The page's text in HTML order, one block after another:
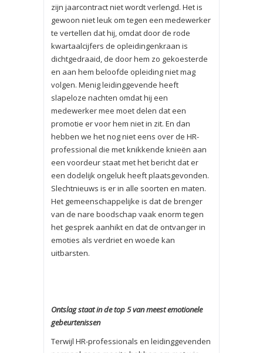
zijn jaarcontract niet wordt verlengd. Het is
gewoon niet leuk om tegen een medewerker
te vertellen dat hij, omdat door de rode
kwartaalcijfers de opleidingenkraan is
dichtgedraaid, de door hem zo gekoesterde
en aan hem beloofde opleiding niet mag
volgen. Menig leidinggevende heeft
slapeloze nachten omdat hij een
medewerker mee moet delen dat een
promotie er voor hem niet in zit. En dan
hebben we het nog niet eens over de HR-
professional die met knikkende knieën aan
een voordeur staat met het bericht dat er
een dodelijk ongeluk heeft plaatsgevonden.
Slechtnieuws is er in alle soorten en maten.
Het gemeenschappelijke is dat de brenger
van de nare boodschap vaak enorm tegen
het gesprek aanhikt en dat de ontvanger in
emoties als verdriet en woede kan
uitbarsten.
Ontslag staat in de top 5 van meest emotionele
gebeurtenissen
Terwijl HR-professionals en leidinggevenden